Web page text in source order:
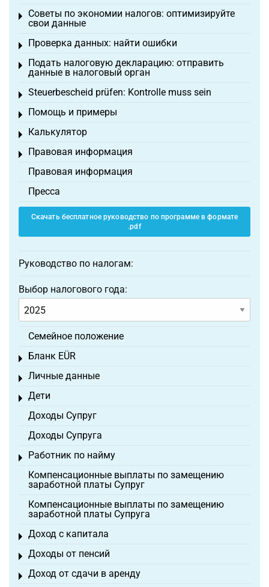
Советы по экономии налогов: оптимизируйте
свои данные
Toggle menu
Проверка данных: найти ошибки
Toggle menu
Подать налоговую декларацию: отправить
данные в налоговый орган
Toggle menu
Steuerbescheid prüfen: Kontrolle muss sein
Toggle menu
Помощь и примеры
Toggle menu
Калькулятор
Toggle menu
Правовая информация
Toggle menu
Правовая информация
Пресса
Скачать бесплатное руководство по программе в формате
.pdf
Руководство по налогам:
Выбор налогового года:
Семейное положение
Бланк EÜR
Toggle menu
Личные данные
Toggle menu
Дети
Toggle menu
Доходы Супруг
Доходы Супруга
Работник по найму
Toggle menu
Компенсационные выплаты по замещению
заработной платы Супруг
Компенсационные выплаты по замещению
заработной платы Супруга
Доход с капитала
Toggle menu
Доходы от пенсий
Toggle menu
Доход от сдачи в аренду
Toggle menu